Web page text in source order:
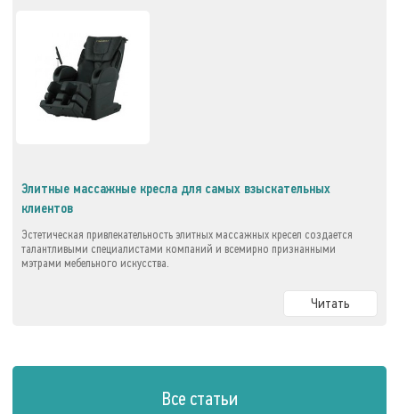
Элитные массажные кресла для самых взыскательных
клиентов
Эстетическая привлекательность элитных массажных кресел создается
талантливыми специалистами компаний и всемирно признанными
мэтрами мебельного искусства.
Читать
Все статьи